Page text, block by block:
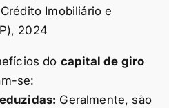
Imobiliário e
2024
do capital de giro
se:
Geralmente, são